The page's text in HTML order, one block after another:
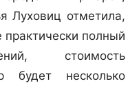
Луховиц отметила,
полный
стоимость
будет несколько